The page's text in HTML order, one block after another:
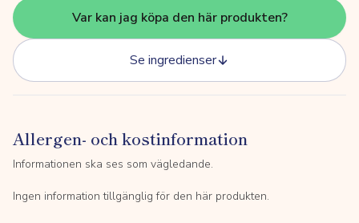
Var kan jag köpa den här produkten?
Se ingredienser
Allergen- och kostinformation
Informationen ska ses som vägledande.
Ingen information tillgänglig för den här produkten.